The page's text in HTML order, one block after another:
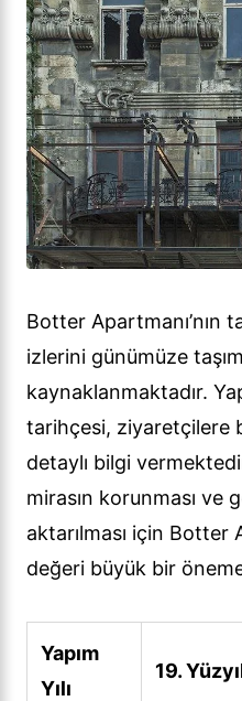
Botter Apartmanı’nın
izlerini günümüze
kaynaklanmaktadır.
tarihçesi, ziyaretçilere
detaylı bilgi
mirasın korunması ve
aktarılması için Botter
değeri büyük bir
Yapım
Yılı
19.